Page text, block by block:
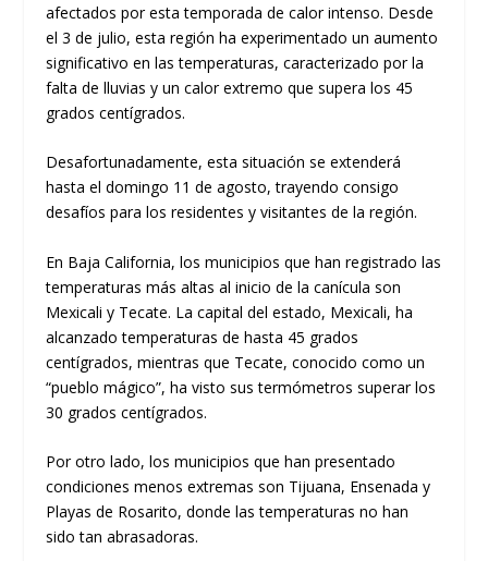
afectados por esta temporada de calor intenso. Desde
el 3 de julio, esta región ha experimentado un aumento
significativo en las temperaturas, caracterizado por la
falta de lluvias y un calor extremo que supera los 45
grados centígrados.
Desafortunadamente, esta situación se extenderá
hasta el domingo 11 de agosto, trayendo consigo
desafíos para los residentes y visitantes de la región.
En Baja California, los municipios que han registrado las
temperaturas más altas al inicio de la canícula son
Mexicali y Tecate. La capital del estado, Mexicali, ha
alcanzado temperaturas de hasta 45 grados
centígrados, mientras que Tecate, conocido como un
“pueblo mágico”, ha visto sus termómetros superar los
30 grados centígrados.
Por otro lado, los municipios que han presentado
condiciones menos extremas son Tijuana, Ensenada y
Playas de Rosarito, donde las temperaturas no han
sido tan abrasadoras.